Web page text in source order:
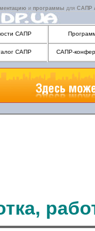
и программы для САПР
САПР
САПР САПР-